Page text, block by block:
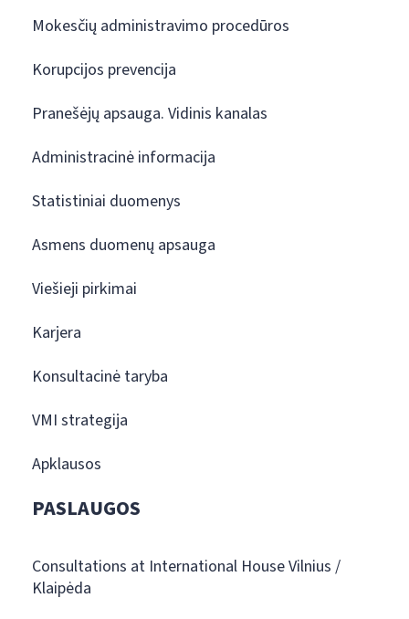
Mokesčių administravimo procedūros
Korupcijos prevencija
Pranešėjų apsauga. Vidinis kanalas
Administracinė informacija
Statistiniai duomenys
Asmens duomenų apsauga
Viešieji pirkimai
Karjera
Konsultacinė taryba
VMI strategija
Apklausos
PASLAUGOS
Consultations at International House Vilnius /
Klaipėda